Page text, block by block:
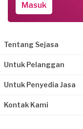
Masuk
Tentang Sejasa
Untuk Pelanggan
Untuk Penyedia Jasa
Kontak Kami